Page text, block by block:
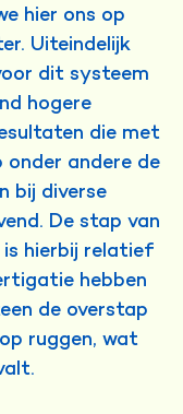
hier ons op
Uiteindelijk
dit systeem
hogere
die met
andere de
bij diverse
De stap van
hierbij relatief
hebben
de overstap
ruggen, wat